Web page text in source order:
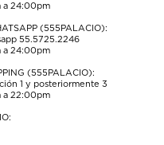
a 24:00pm
(555PALACIO):
55.5725.2246
a 24:00pm
(555PALACIO):
1 y posteriormente 3
a 22:00pm